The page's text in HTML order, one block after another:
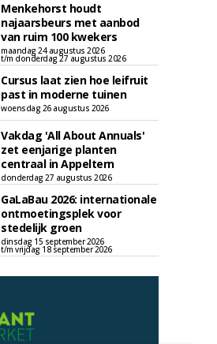
Menkehorst houdt
najaarsbeurs met aanbod
van ruim 100 kwekers
maandag 24 augustus 2026
t/m donderdag 27 augustus 2026
Cursus laat zien hoe leifruit
past in moderne tuinen
woensdag 26 augustus 2026
Vakdag 'All About Annuals'
zet eenjarige planten
centraal in Appeltern
donderdag 27 augustus 2026
GaLaBau 2026: internationale
ontmoetingsplek voor
stedelijk groen
dinsdag 15 september 2026
t/m vrijdag 18 september 2026